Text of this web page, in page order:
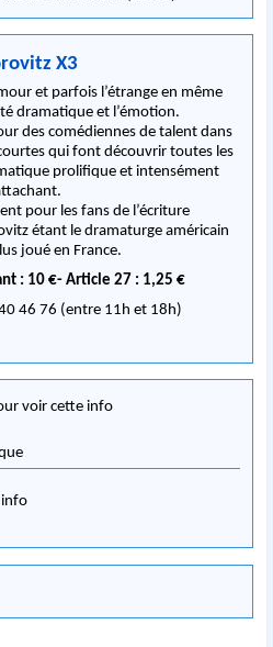
X3
et parfois l’étrange en même
dramatique et l’émotion.
des comédiennes de talent dans
qui font découvrir toutes les
prolifique et intensément
pour les fans de l’écriture
étant le dramaturge américain
joué en France.
: 10 €- Article 27 : 1,25 €
46 76 (entre 11h et 18h)
voir cette info
info